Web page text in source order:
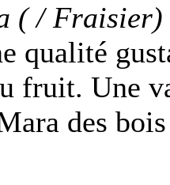
( / Fraisier)
qualité
fruit. Une
des